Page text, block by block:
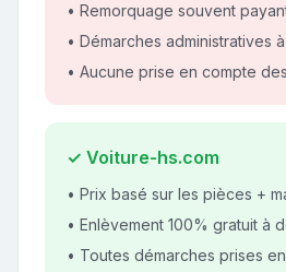
• Remorquage souvent
• Démarches administratives
• Aucune prise en compte
✓ Voiture-hs.com
• Prix basé sur les pièces +
• Enlèvement 100% gratuit à
• Toutes démarches prises